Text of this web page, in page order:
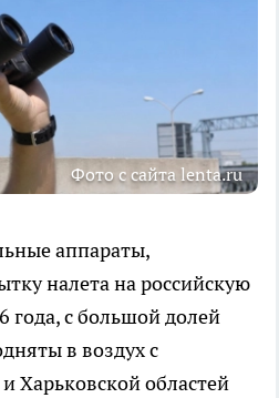
Фото с сайта lenta.ru
аппараты,
налета на российскую
года, с большой долей
в воздух с
Харьковской областей